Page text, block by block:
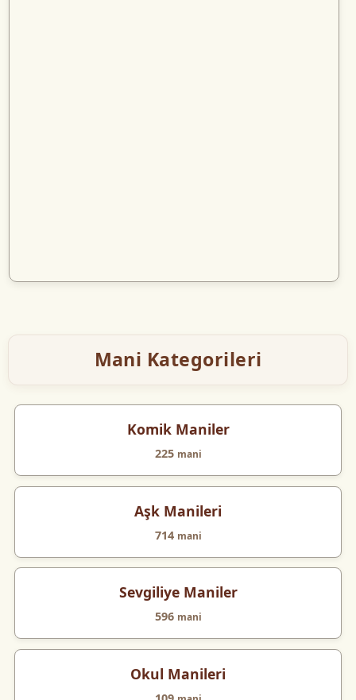
Mani Kategorileri
Komik Maniler
225 mani
Aşk Manileri
714 mani
Sevgiliye Maniler
596 mani
Okul Manileri